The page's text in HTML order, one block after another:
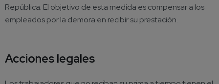
República. El objetivo de esta medida es compensar a los
empleados por la demora en recibir su prestación.
Acciones legales